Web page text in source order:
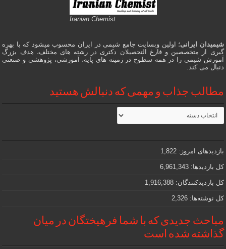
Iranian Chemist
شیمیدان ایرانی؛ اولین وبسایت جامع شیمی در ایران محسوب میشود که با بهره
گیری از متخصصین و فارغ التحصیلان دکتری در رشته های مختلف، هدف بزرگ
آموزش شیمی را در همه سطوح در زمینه های پایه، آموزشی، پژوهشی و صنعتی
دنبال می کند.
مطالب جذاب و مهمی که دنبالش هستید
مطالب
جذاب
و
که
دنبالش
هستید
بازدیدهای امروز: 1,822
کل بازدیدها: 6,961,343
کل بازدیدکنند‌گان: 1,916,388
کل نوشته‌ها: 2,326
مباحث جدیدی که با شما فرهیختگان در میان
گذاشته شده است